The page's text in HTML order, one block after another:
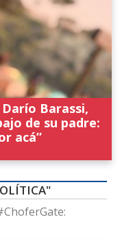
Barassi,
de su padre:
acá”